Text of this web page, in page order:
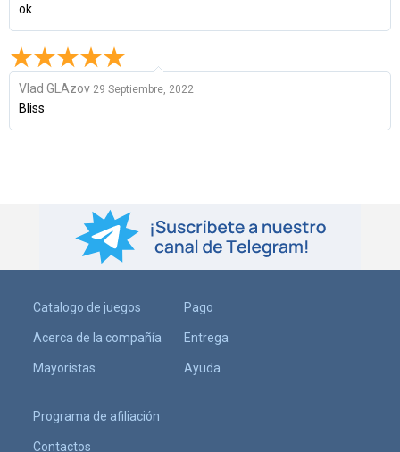
ok
Vlad GLAzov 29 Septiembre, 2022
Bliss
Catalogo de juegos
Acerca de la compañía
Mayoristas
Pago
Entrega
Ayuda
Programa de afiliación
Contactos